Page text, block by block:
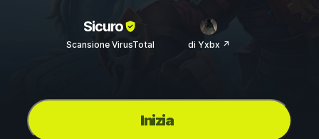
Sicuro
Scansione VirusTotal di Yxbx ↗
Inizia